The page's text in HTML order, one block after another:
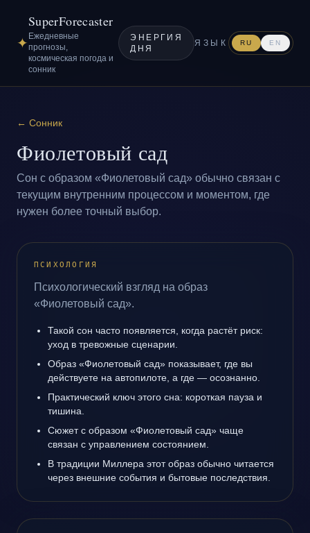
✦
SuperForecaster
Ежедневные
прогнозы,
космическая погода и
сонник
ЭНЕРГИЯ
ДНЯ
ЯЗЫК RU EN
← Сонник
Фиолетовый сад
Сон с образом «Фиолетовый сад» обычно связан с
текущим внутренним процессом и моментом, где
нужен более точный выбор.
ПСИХОЛОГИЯ
Психологический взгляд на образ
«Фиолетовый сад».
Такой сон часто появляется, когда растёт риск:
уход в тревожные сценарии.
Образ «Фиолетовый сад» показывает, где вы
действуете на автопилоте, а где — осознанно.
Практический ключ этого сна: короткая пауза и
тишина.
Сюжет с образом «Фиолетовый сад» чаще
связан с управлением состоянием.
В традиции Миллера этот образ обычно читается
через внешние события и бытовые последствия.